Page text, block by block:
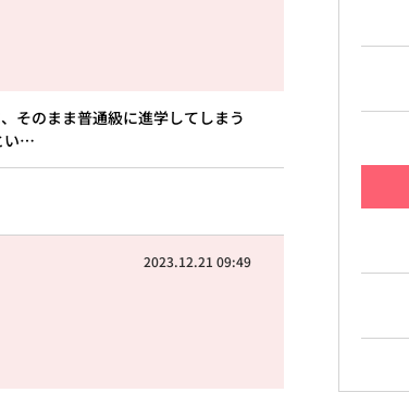
そのまま普通級に進学してしまう
い…
2023.12.21 09:49